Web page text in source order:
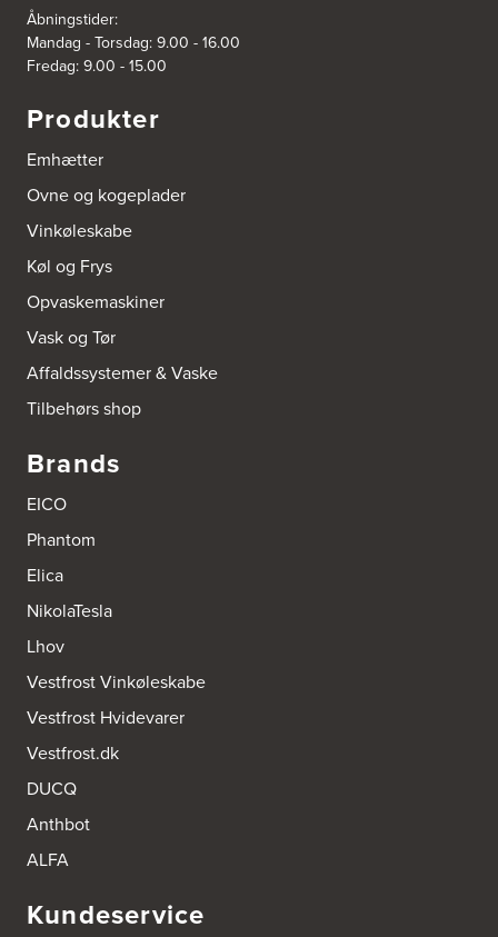
Japanvej 8
4200 Slagelse
Tel.:70338080
https://www.power.dk/butik/power-slagelse/s-3832/
3836: Power Frederikshavn
Grønlandsvej 22
9900 Frederikshavn
https://www.power.dk/butik/power-frederikshavn/s-3836/
3841: Power Haderslev
Nordhavnsvej 2
6100 Haderslev
https://www.power.dk/butik/power-haderslev/s-3841/
A/S Henning Lund Horsens
8700 Horsens
A/S Kærsgaard
Hjørringvej 42
9400 Nørresundby
http://www.designa.dk
AUBO Køkken & Bad Østerbro
2100 København Ø
http://www.aubo.dk
Industrivej 8
5560 Aarup
Tel.:70101005
https://hvidtogfrit.dk/forhandler/aktiv-hvidevareservice/
Amager Køkken bad & Garderobe
Åbningstider:
Mandag - Torsdag: 9.00 - 16.00
Fredag: 9.00 - 15.00
Produkter
Emhætter
Ovne og kogeplader
Vinkøleskabe
Køl og Frys
Opvaskemaskiner
Vask og Tør
Affaldssystemer & Vaske
Tilbehørs shop
Brands
EICO
Phantom
Elica
NikolaTesla
Lhov
Vestfrost Vinkøleskabe
Vestfrost Hvidevarer
Vestfrost.dk
DUCQ
Anthbot
ALFA
Kundeservice